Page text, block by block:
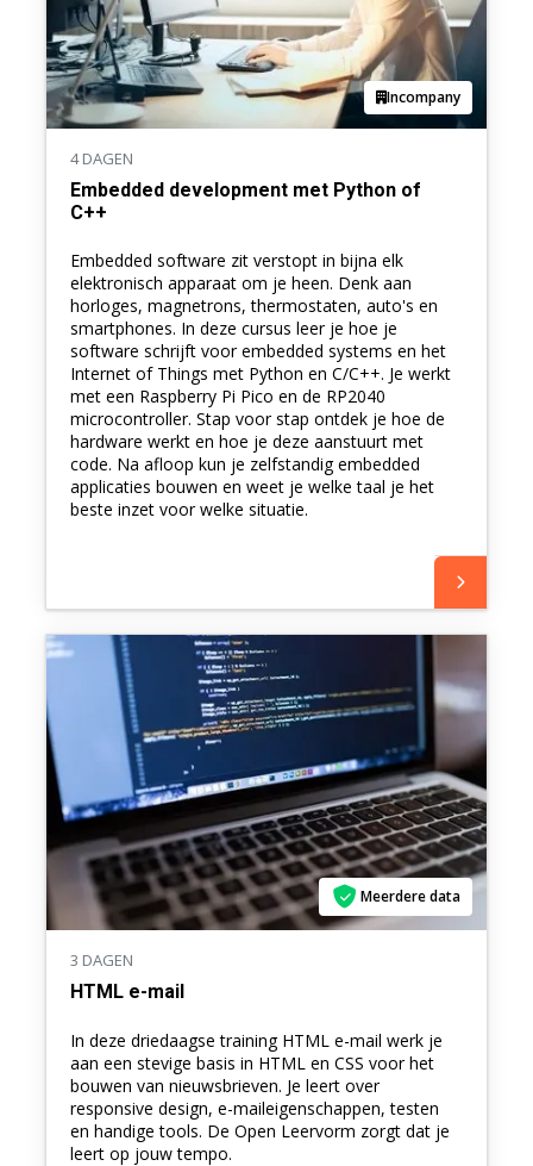
Incompany
4 DAGEN
Embedded development met Python of
C++
Embedded software zit verstopt in bijna elk
elektronisch apparaat om je heen. Denk aan
horloges, magnetrons, thermostaten, auto's en
smartphones. In deze cursus leer je hoe je
software schrijft voor embedded systems en het
Internet of Things met Python en C/C++. Je werkt
met een Raspberry Pi Pico en de RP2040
microcontroller. Stap voor stap ontdek je hoe de
hardware werkt en hoe je deze aanstuurt met
code. Na afloop kun je zelfstandig embedded
applicaties bouwen en weet je welke taal je het
beste inzet voor welke situatie.
Meerdere data
3 DAGEN
HTML e-mail
In deze driedaagse training HTML e-mail werk je
aan een stevige basis in HTML en CSS voor het
bouwen van nieuwsbrieven. Je leert over
responsive design, e-maileigenschappen, testen
en handige tools. De Open Leervorm zorgt dat je
leert op jouw tempo.